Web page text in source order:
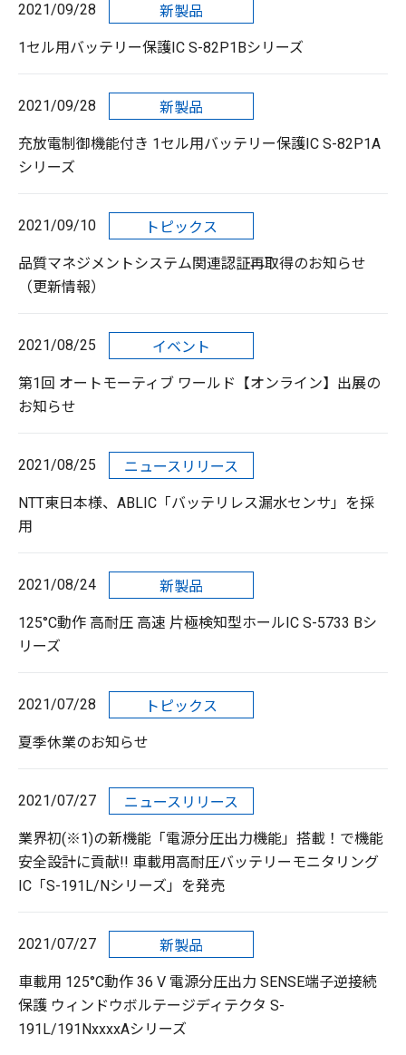
2021/09/28 新製品
1セル用バッテリー保護IC S-82P1Bシリーズ
2021/09/28 新製品
充放電制御機能付き 1セル用バッテリー保護IC S-82P1A
シリーズ
2021/09/10 トピックス
品質マネジメントシステム関連認証再取得のお知らせ
（更新情報）
2021/08/25 イベント
第1回 オートモーティブ ワールド【オンライン】出展の
お知らせ
2021/08/25 ニュースリリース
NTT東日本様、ABLIC「バッテリレス漏水センサ」を採
用
2021/08/24 新製品
125°C動作 高耐圧 高速 片極検知型ホールIC S-5733 Bシ
リーズ
2021/07/28 トピックス
夏季休業のお知らせ
2021/07/27 ニュースリリース
業界初(※1)の新機能「電源分圧出力機能」搭載！で機能
安全設計に貢献!! 車載用高耐圧バッテリーモニタリング
IC「S-191L/Nシリーズ」を発売
2021/07/27 新製品
車載用 125°C動作 36 V 電源分圧出力 SENSE端子逆接続
保護 ウィンドウボルテージディテクタ S-
191L/191NxxxxAシリーズ